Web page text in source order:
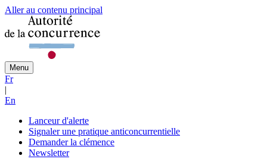
Aller au contenu principal
Menu
Fr
|
En
Lanceur d'alerte
Signaler une pratique anticoncurrentielle
Demander la clémence
Newsletter